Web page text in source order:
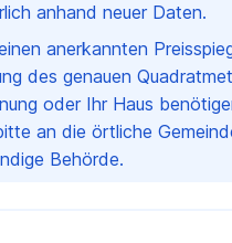
anhand neuer Daten.
anerkannten
des genauen
oder Ihr Haus
an die örtliche
Behörde.